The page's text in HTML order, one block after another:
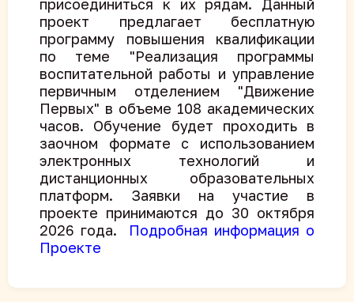
присоединиться к их рядам. Данный
проект предлагает бесплатную
программу повышения квалификации
по теме "Реализация программы
воспитательной работы и управление
первичным отделением "Движение
Первых" в объеме 108 академических
часов. Обучение будет проходить в
заочном формате с использованием
электронных технологий и
дистанционных образовательных
платформ. Заявки на участие в
проекте принимаются до 30 октября
2026 года. Подробная информация о
Проекте